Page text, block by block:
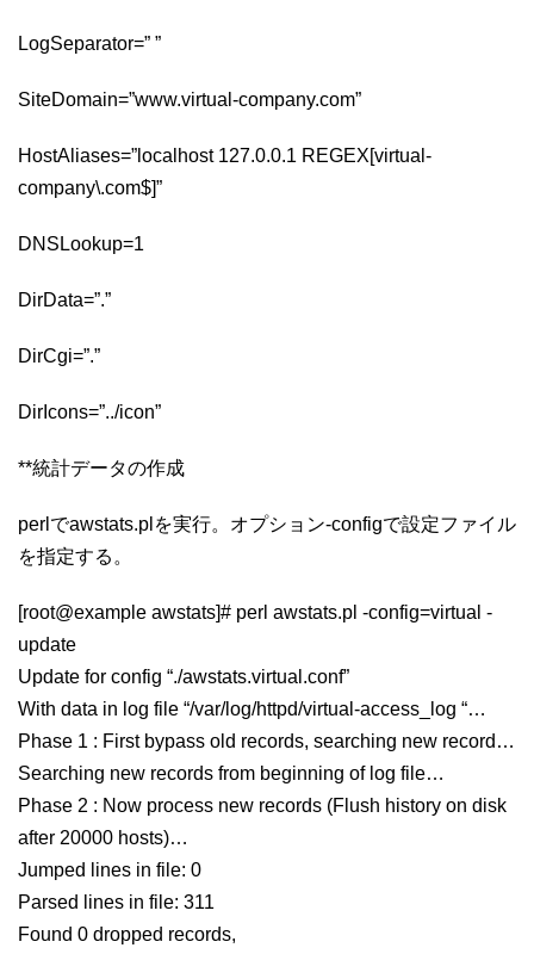
LogSeparator=” ”
SiteDomain=”www.virtual-company.com”
HostAliases=”localhost 127.0.0.1 REGEX[virtual-
company\.com$]”
DNSLookup=1
DirData=”.”
DirCgi=”.”
DirIcons=”../icon”
**統計データの作成
perlでawstats.plを実行。オプション-configで設定ファイル
を指定する。
[root@example awstats]# perl awstats.pl -config=virtual -
update
Update for config “./awstats.virtual.conf”
With data in log file “/var/log/httpd/virtual-access_log “…
Phase 1 : First bypass old records, searching new record…
Searching new records from beginning of log file…
Phase 2 : Now process new records (Flush history on disk
after 20000 hosts)…
Jumped lines in file: 0
Parsed lines in file: 311
Found 0 dropped records,